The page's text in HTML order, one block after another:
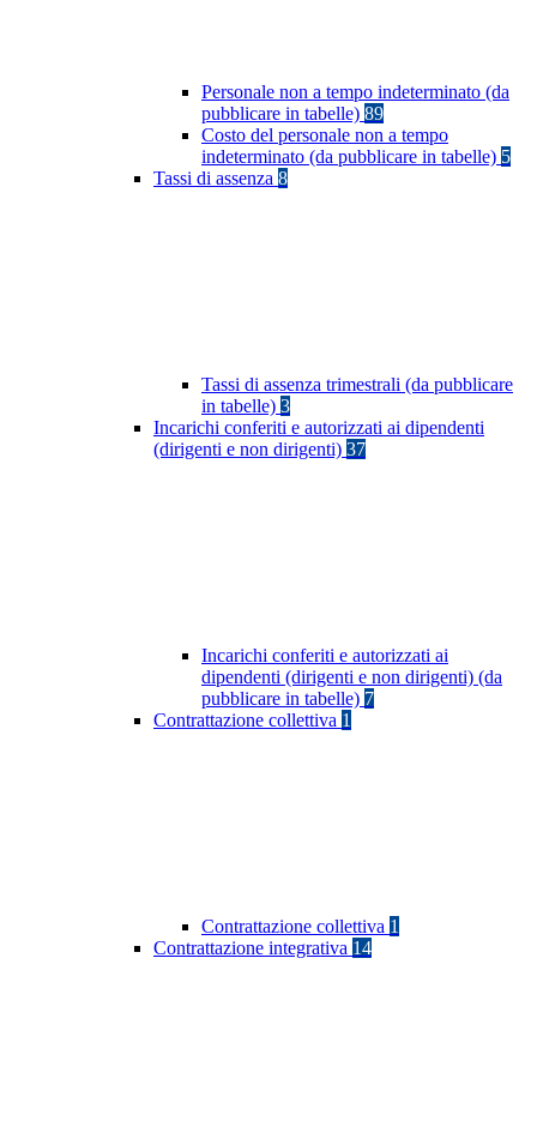
Personale non a tempo indeterminato (da
pubblicare in tabelle) 89
Costo del personale non a tempo
indeterminato (da pubblicare in tabelle) 5
Tassi di assenza 8
Tassi di assenza trimestrali (da pubblicare
in tabelle) 3
Incarichi conferiti e autorizzati ai dipendenti
(dirigenti e non dirigenti) 37
Incarichi conferiti e autorizzati ai
dipendenti (dirigenti e non dirigenti) (da
pubblicare in tabelle) 7
Contrattazione collettiva 1
Contrattazione collettiva 1
Contrattazione integrativa 14